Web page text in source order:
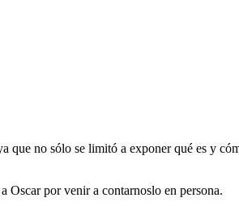
que no sólo se limitó a exponer qué es y
Oscar por venir a contarnoslo en persona.